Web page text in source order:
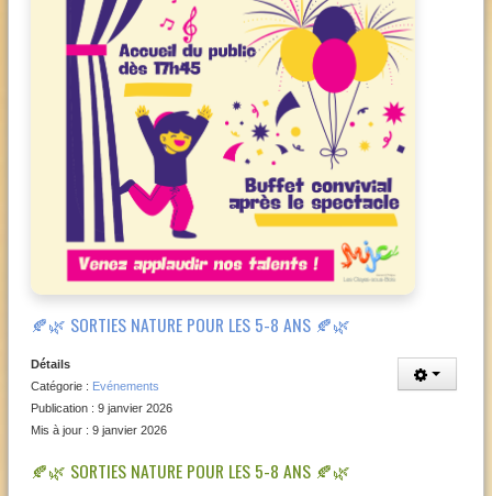
🍂🌿 SORTIES NATURE POUR LES 5-8 ANS 🍂🌿
Détails
Catégorie : Evénements
Publication : 9 janvier 2026
Mis à jour : 9 janvier 2026
🍂🌿 SORTIES NATURE POUR LES 5-8 ANS 🍂🌿